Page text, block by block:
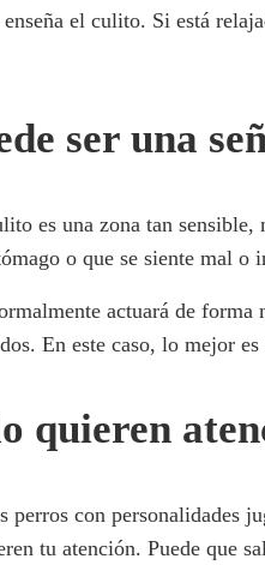
el culito. Si está
ser una
es una zona tan
o que se siente mal o
actuará de
En este caso, lo mejor
quieren
perros con personalidades
tu atención. Puede que